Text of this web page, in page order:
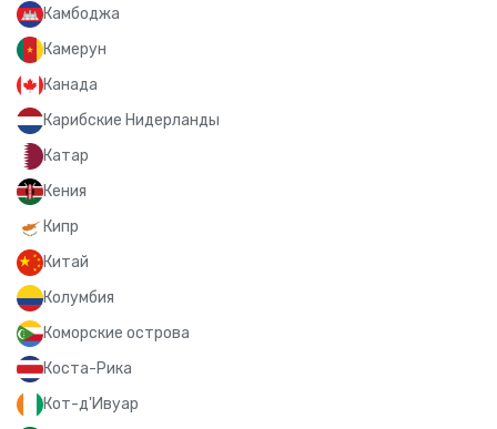
Камбоджа
Камерун
Канада
Карибские Нидерланды
Катар
Кения
Кипр
Китай
Колумбия
Коморские острова
Коста-Рика
Кот-д'Ивуар